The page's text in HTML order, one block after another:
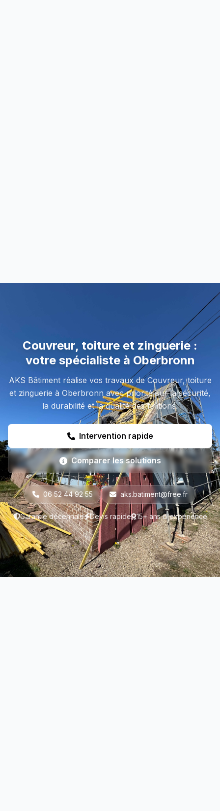
Couvreur, toiture et zinguerie :
votre spécialiste à Oberbronn
AKS Bâtiment réalise vos travaux de Couvreur, toiture
et zinguerie à Oberbronn avec priorité sur la sécurité,
la durabilité et la qualité des finitions.
Intervention rapide
Comparer les solutions
06 52 44 92 55 aks.batiment@free.fr
Garantie décennale Devis rapide 15+ ans d'expérience